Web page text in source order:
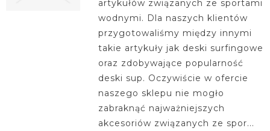
artykułów związanych ze sportami
wodnymi. Dla naszych klientów
przygotowaliśmy między innymi
takie artykuły jak deski surfingowe
oraz zdobywające popularność
deski sup. Oczywiście w ofercie
naszego sklepu nie mogło
zabraknąć najważniejszych
akcesoriów związanych ze spor...